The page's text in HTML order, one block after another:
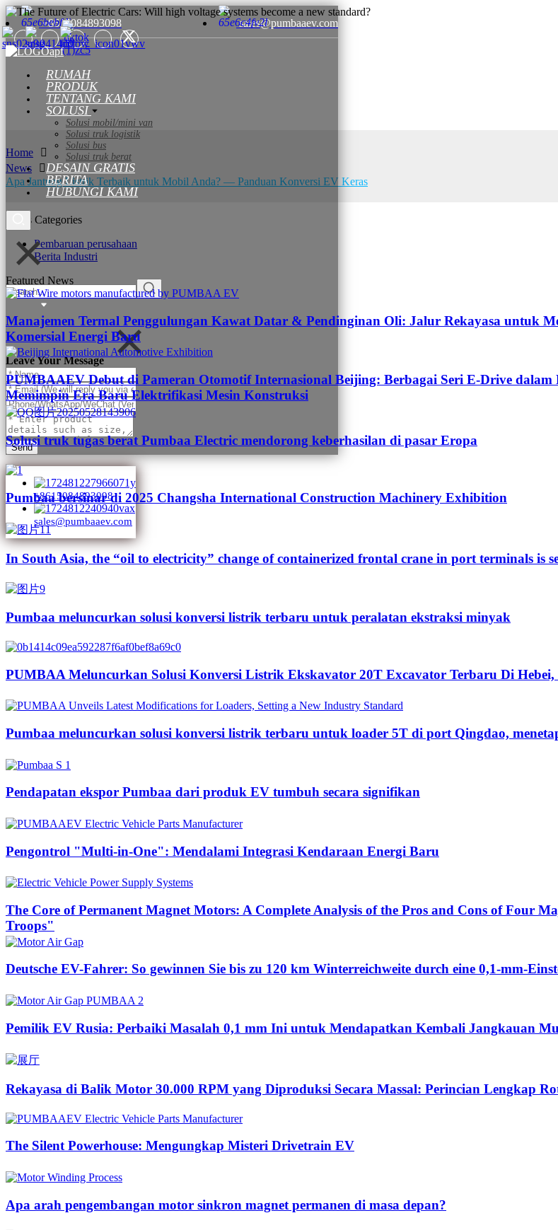
+8615084893098 sales@pumbaaev.com
RUMAH
PRODUK
TENTANG KAMI
SOLUSI
Solusi mobil/mini van
Solusi truk logistik
Solusi bus
Solusi truk berat
DESAIN GRATIS
BERITA
HUBUNGI KAMI
Leave Your Message
Send
+8615084893098
sales@pumbaaev.com
Home
News
Apa Jantung Listrik Terbaik untuk Mobil Anda? — Panduan Konversi EV Keras
News Categories
Pembaruan perusahaan
Berita Industri
Featured News
Manajemen Termal Penggulungan Kawat Datar & Pendinginan Oli: Jalur Rekayasa untuk
Komersial Energi Baru
PUMBAAEV Debut di Pameran Otomotif Internasional Beijing: Berbagai Seri E-Drive
Memimpin Era Baru Elektrifikasi Mesin Konstruksi
Solusi truk tugas berat Pumbaa Electric mendorong keberhasilan di pasar Eropa
Pumbaa bersinar di 2025 Changsha International Construction Machinery Exhibition
In South Asia, the “oil to electricity” change of containerized frontal crane in port terminals is
Pumbaa meluncurkan solusi konversi listrik terbaru untuk peralatan ekstraksi minyak
PUMBAA Meluncurkan Solusi Konversi Listrik Ekskavator 20T Excavator Terbaru Di Hebei,
Pumbaa meluncurkan solusi konversi listrik terbaru untuk loader 5T di port Qingdao,
Pendapatan ekspor Pumbaa dari produk EV tumbuh secara signifikan
Pengontrol "Multi-in-One": Mendalami Integrasi Kendaraan Energi Baru
The Core of Permanent Magnet Motors: A Complete Analysis of the Pros and Cons of Four
Troops"
Deutsche EV-Fahrer: So gewinnen Sie bis zu 120 km Winterreichweite durch eine 0,1-mm-
Pemilik EV Rusia: Perbaiki Masalah 0,1 mm Ini untuk Mendapatkan Kembali Jangkauan
Rekayasa di Balik Motor 30.000 RPM yang Diproduksi Secara Massal: Perincian Lengkap
The Silent Powerhouse: Mengungkap Misteri Drivetrain EV
Apa arah pengembangan motor sinkron magnet permanen di masa depan?